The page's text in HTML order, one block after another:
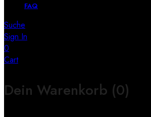
FAQ
Suche
Sign In
0
Cart
Dein Warenkorb (0)